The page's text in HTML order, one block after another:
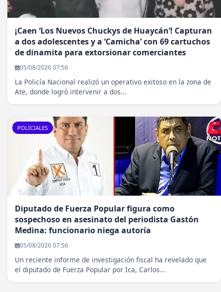
¡Caen ‘Los Nuevos Chuckys de Huaycán’! Capturan
a dos adolescentes y a ‘Camicha’ con 69 cartuchos
de dinamita para extorsionar comerciantes
05/08/2026 07:56
La Policía Nacional realizó un operativo exitoso en la zona de
Ate, donde logró intervenir a dos...
POLICIALES
Diputado de Fuerza Popular figura como
sospechoso en asesinato del periodista Gastón
Medina: funcionario niega autoría
05/08/2026 07:56
Un reciente informe de investigación fiscal ha revelado que
el diputado de Fuerza Popular por Ica, Carlos...